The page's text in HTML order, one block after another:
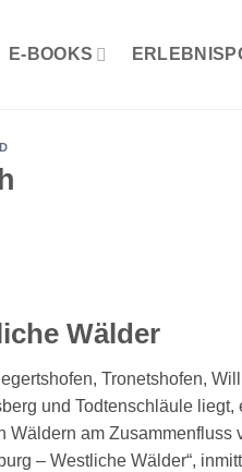
E-BOOKS
Wälder
Tronetshofen,
und Todtenschläule liegt,
am Zusammenfluss
– Westliche Wälder“,